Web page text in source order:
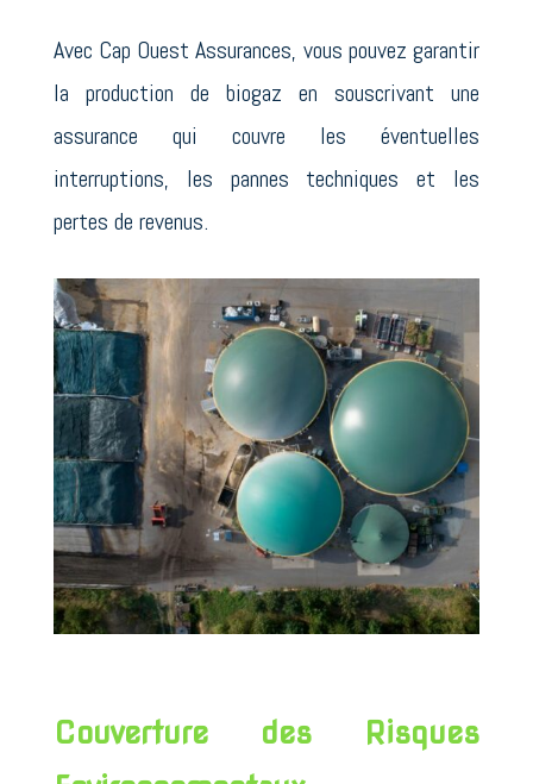
Avec Cap Ouest Assurances, vous pouvez garantir
la production de biogaz en souscrivant une
assurance qui couvre les éventuelles
interruptions, les pannes techniques et les
pertes de revenus.
Couverture des Risques